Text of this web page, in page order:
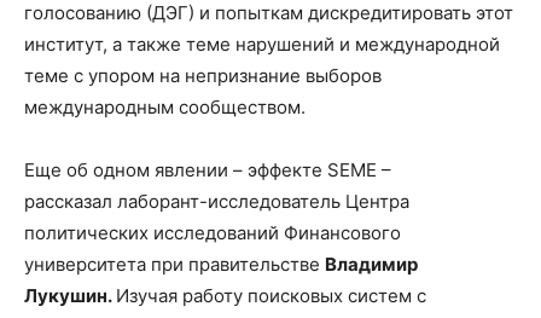
голосованию (ДЭГ) и попыткам дискредитировать этот
институт, а также теме нарушений и международной
теме с упором на непризнание выборов
международным сообществом.
Еще об одном явлении – эффекте SEME –
рассказал лаборант-исследователь Центра
политических исследований Финансового
университета при правительстве Владимир
Лукушин. Изучая работу поисковых систем с